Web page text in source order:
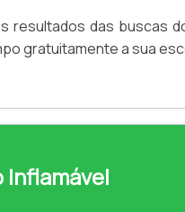
das buscas
gratuitamente a sua
Inflamável